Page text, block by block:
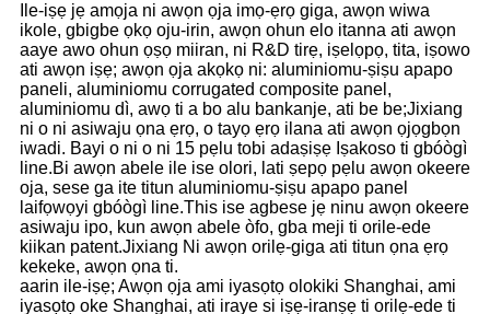
Ile-iṣẹ jẹ amọja ni awọn ọja imọ-ẹrọ giga, awọn wiwa
ikole, gbigbe ọkọ oju-irin, awọn ohun elo itanna ati awọn
aaye awo ohun ọṣọ miiran, ni R&D tirẹ, iṣelọpọ, tita, iṣowo
ati awọn iṣẹ; awọn ọja akọkọ ni: aluminiomu-ṣiṣu apapo
paneli, aluminiomu corrugated composite panel,
aluminiomu dì, awọ ti a bo alu bankanje, ati be be;Jixiang
ni o ni asiwaju ọna ẹrọ, o tayọ ẹrọ ilana ati awọn ọjọgbọn
iwadi. Bayi o ni o ni 15 pẹlu tobi adaṣiṣẹ Iṣakoso ti gbóògì
line.Bi awọn abele ile ise olori, lati ṣepọ pẹlu awọn okeere
oja, sese ga ite titun aluminiomu-ṣiṣu apapo panel
laifọwọyi gbóògì line.This ise agbese jẹ ninu awọn okeere
asiwaju ipo, kun awọn abele òfo, gba meji ti orile-ede
kiikan patent.Jixiang Ni awọn orilẹ-giga ati titun ọna ẹrọ
kekeke, awọn ọna ti.
aarin ile-iṣẹ; Awọn ọja ami iyasọtọ olokiki Shanghai, ami
iyasọtọ oke Shanghai, ati iraye si iṣẹ-iranṣẹ ti orilẹ-ede ti